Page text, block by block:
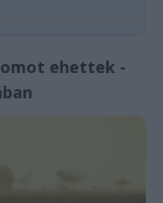
ehettek -